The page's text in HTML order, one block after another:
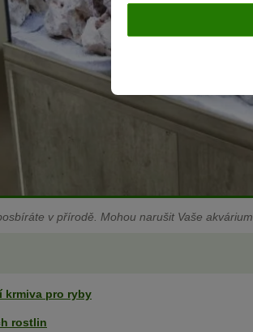
v přírodě. Mohou narušit Vaše akvárium.
krmiva pro ryby
rostlin